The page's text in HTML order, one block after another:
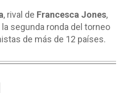
, rival de Francesca Jones,
segunda ronda del torneo
de más de 12 países.